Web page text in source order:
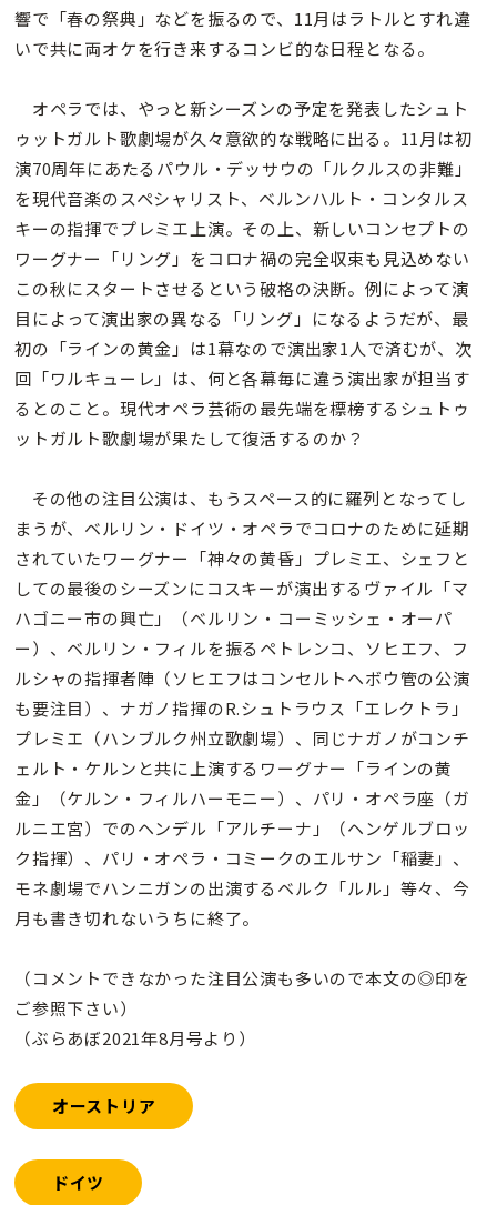
響で「春の祭典」などを振るので、11月はラトルとすれ違
いで共に両オケを行き来するコンビ的な日程となる。
オペラでは、やっと新シーズンの予定を発表したシュト
ゥットガルト歌劇場が久々意欲的な戦略に出る。11月は初
演70周年にあたるパウル・デッサウの「ルクルスの非難」
を現代音楽のスペシャリスト、ベルンハルト・コンタルス
キーの指揮でプレミエ上演。その上、新しいコンセプトの
ワーグナー「リング」をコロナ禍の完全収束も見込めない
この秋にスタートさせるという破格の決断。例によって演
目によって演出家の異なる「リング」になるようだが、最
初の「ラインの黄金」は1幕なので演出家1人で済むが、次
回「ワルキューレ」は、何と各幕毎に違う演出家が担当す
るとのこと。現代オペラ芸術の最先端を標榜するシュトゥ
ットガルト歌劇場が果たして復活するのか？
その他の注目公演は、もうスペース的に羅列となってし
まうが、ベルリン・ドイツ・オペラでコロナのために延期
されていたワーグナー「神々の黄昏」プレミエ、シェフと
しての最後のシーズンにコスキーが演出するヴァイル「マ
ハゴニー市の興亡」（ベルリン・コーミッシェ・オーパ
ー）、ベルリン・フィルを振るペトレンコ、ソヒエフ、フ
ルシャの指揮者陣（ソヒエフはコンセルトヘボウ管の公演
も要注目）、ナガノ指揮のR.シュトラウス「エレクトラ」
プレミエ（ハンブルク州立歌劇場）、同じナガノがコンチ
ェルト・ケルンと共に上演するワーグナー「ラインの黄
金」（ケルン・フィルハーモニー）、パリ・オペラ座（ガ
ルニエ宮）でのヘンデル「アルチーナ」（ヘンゲルブロッ
ク指揮）、パリ・オペラ・コミークのエルサン「稲妻」、
モネ劇場でハンニガンの出演するベルク「ルル」等々、今
月も書き切れないうちに終了。
（コメントできなかった注目公演も多いので本文の◎印を
ご参照下さい）
（ぶらあぼ2021年8月号より）
オーストリア
ドイツ